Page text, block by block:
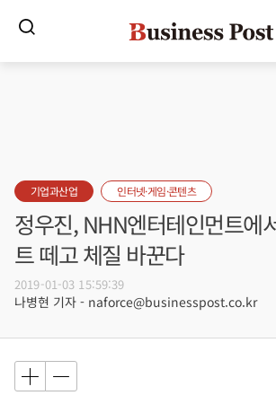
기업과산업 인터넷·게임·콘텐츠
정우진, NHN엔터테인먼트에
트 떼고 체질 바꾼다
2019-01-03 15:59:39
나병현 기자 - naforce@businesspost.co.kr